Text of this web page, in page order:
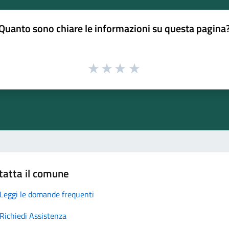
sono chiare le informazioni su questa
il comune
Leggi le domande frequenti
Richiedi Assistenza